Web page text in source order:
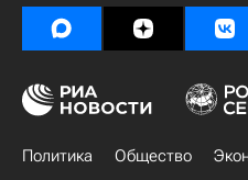
Политика Общество